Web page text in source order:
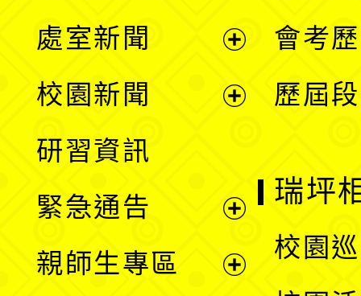
處室新聞
單
校園新聞
選
單
研習資訊
緊急通告
親師生專區
會考
歷屆
瑞坪
校園